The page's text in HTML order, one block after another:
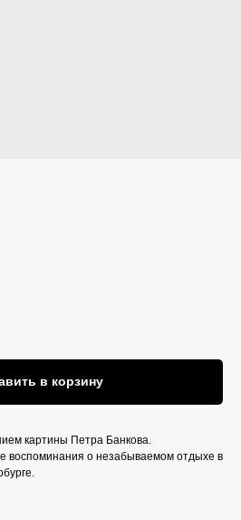
в корзину
картины Петра Банкова.
воспоминания о незабываемом отдыхе в